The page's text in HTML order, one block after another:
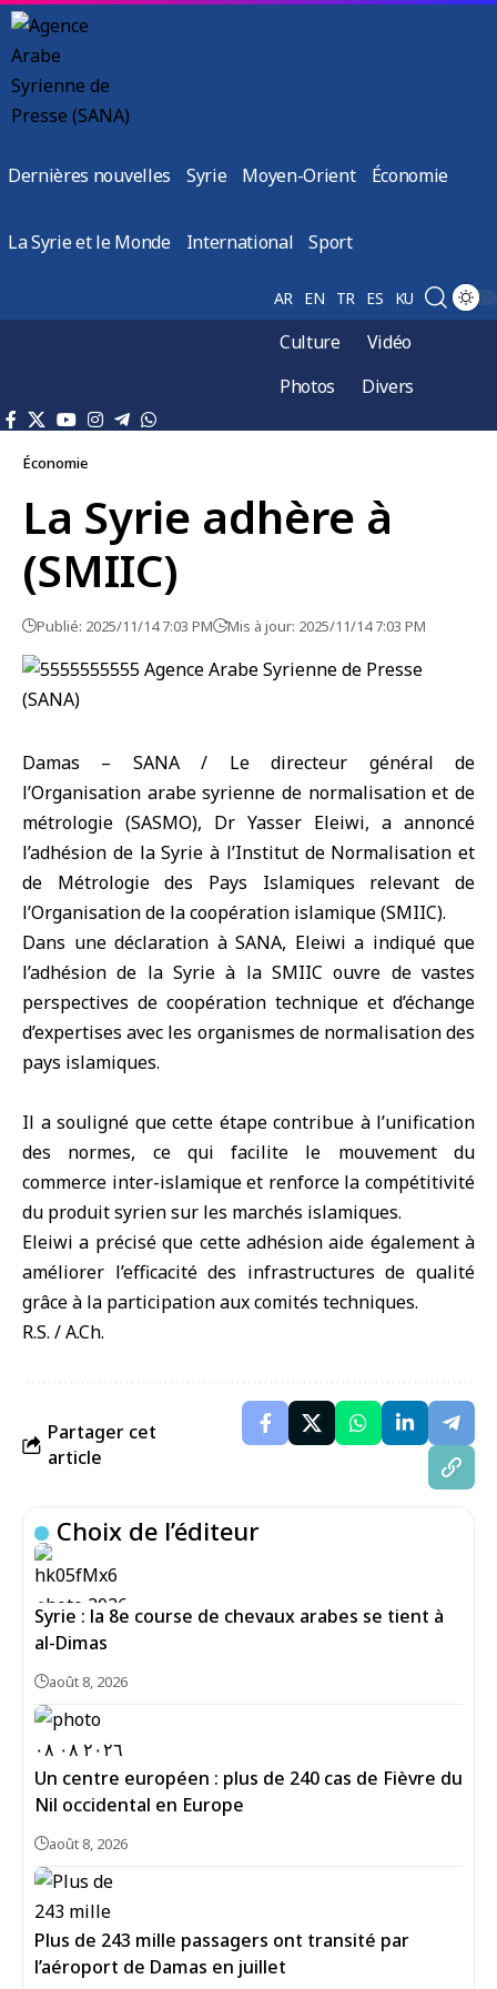
Dernières nouvelles Syrie Moyen-Orient Économie
La Syrie et le Monde International Sport
AR EN TR ES KU
Culture
Vidéo
Photos
Divers
Économie
La Syrie adhère à
(SMIIC)
Publié: 2025/11/14 7:03 PM Mis à jour: 2025/11/14 7:03 PM
Damas – SANA / Le directeur général de
l’Organisation arabe syrienne de normalisation et de
métrologie (SASMO), Dr Yasser Eleiwi, a annoncé
l’adhésion de la Syrie à l’Institut de Normalisation et
de Métrologie des Pays Islamiques relevant de
l’Organisation de la coopération islamique (SMIIC).
Dans une déclaration à SANA, Eleiwi a indiqué que
l’adhésion de la Syrie à la SMIIC ouvre de vastes
perspectives de coopération technique et d’échange
d’expertises avec les organismes de normalisation des
pays islamiques.
Il a souligné que cette étape contribue à l’unification
des normes, ce qui facilite le mouvement du
commerce inter-islamique et renforce la compétitivité
du produit syrien sur les marchés islamiques.
Eleiwi a précisé que cette adhésion aide également à
améliorer l’efficacité des infrastructures de qualité
grâce à la participation aux comités techniques.
R.S. / A.Ch.
Partager cet
article
Choix de l’éditeur
Syrie : la 8e course de chevaux arabes se tient à
al-Dimas
août 8, 2026
Un centre européen : plus de 240 cas de Fièvre du
Nil occidental en Europe
août 8, 2026
Plus de 243 mille passagers ont transité par
l’aéroport de Damas en juillet